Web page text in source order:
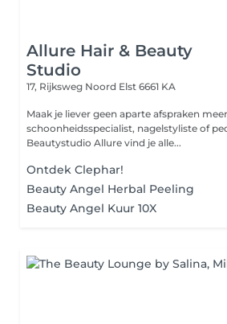
Allure Hair & Beauty
Studio
17, Rijksweg Noord Elst 6661 KA
Maak je liever geen aparte afspraken
schoonheidsspecialist, nagelstyliste of
Beautystudio Allure vind je alle...
Ontdek Clephar!
Beauty Angel Herbal Peeling
Beauty Angel Kuur 10X